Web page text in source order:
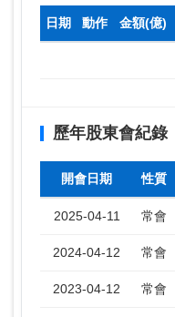
日期 動作 金額(億)
歷年股東會紀錄
開會日期 性質
2025-04-11 常會
2024-04-12 常會
2023-04-12 常會